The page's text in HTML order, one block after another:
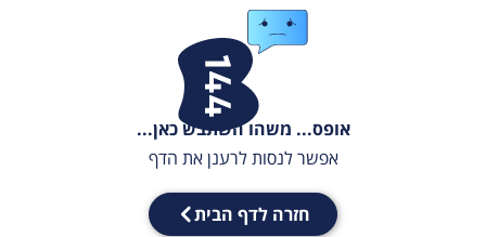
אופס... משהו השתבש כאן...
אפשר לנסות לרענן את הדף
חזרה לדף הבית